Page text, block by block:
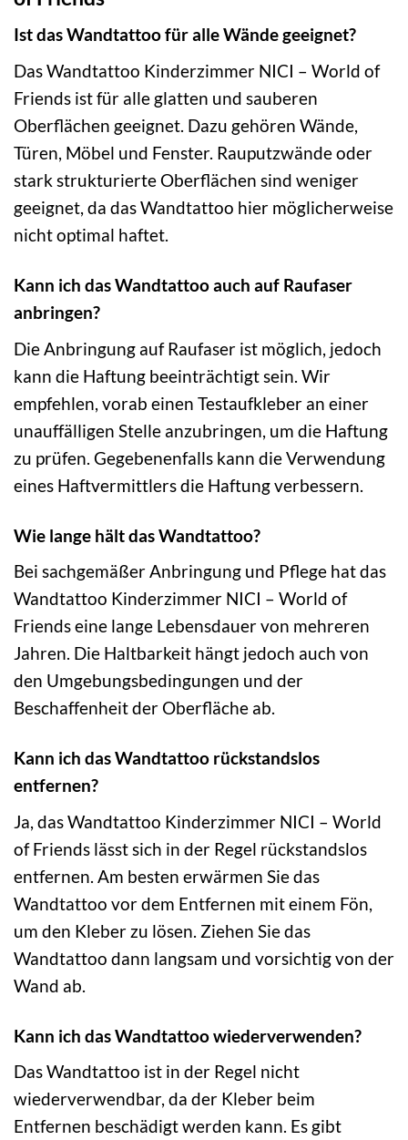
Ist das Wandtattoo für alle Wände geeignet?
Das Wandtattoo Kinderzimmer NICI – World of
Friends ist für alle glatten und sauberen
Oberflächen geeignet. Dazu gehören Wände,
Türen, Möbel und Fenster. Rauputzwände oder
stark strukturierte Oberflächen sind weniger
geeignet, da das Wandtattoo hier möglicherweise
nicht optimal haftet.
Kann ich das Wandtattoo auch auf Raufaser
anbringen?
Die Anbringung auf Raufaser ist möglich, jedoch
kann die Haftung beeinträchtigt sein. Wir
empfehlen, vorab einen Testaufkleber an einer
unauffälligen Stelle anzubringen, um die Haftung
zu prüfen. Gegebenenfalls kann die Verwendung
eines Haftvermittlers die Haftung verbessern.
Wie lange hält das Wandtattoo?
Bei sachgemäßer Anbringung und Pflege hat das
Wandtattoo Kinderzimmer NICI – World of
Friends eine lange Lebensdauer von mehreren
Jahren. Die Haltbarkeit hängt jedoch auch von
den Umgebungsbedingungen und der
Beschaffenheit der Oberfläche ab.
Kann ich das Wandtattoo rückstandslos
entfernen?
Ja, das Wandtattoo Kinderzimmer NICI – World
of Friends lässt sich in der Regel rückstandslos
entfernen. Am besten erwärmen Sie das
Wandtattoo vor dem Entfernen mit einem Fön,
um den Kleber zu lösen. Ziehen Sie das
Wandtattoo dann langsam und vorsichtig von der
Wand ab.
Kann ich das Wandtattoo wiederverwenden?
Das Wandtattoo ist in der Regel nicht
wiederverwendbar, da der Kleber beim
Entfernen beschädigt werden kann. Es gibt